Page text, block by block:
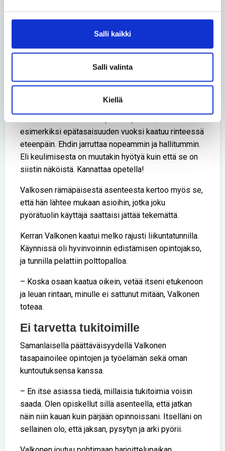
Salli kaikki
Salli valinta
Kiellä
senkin takia suosittelen paralajeja.
alamäessä. Kun keskivartaloa jännittää ja
painopistettä hienovaraisesti siirtää, pääsee
liikkumaan turvallisesti takapyörien varassa.
esimerkiksi epätasaisuuden vuoksi kaatuu rinteessä
eteenpäin. Ehdin jarruttaa nopeammin ja hallitummin.
Eli keulimisesta on muutakin hyötyä kuin että se on
siistin näköistä. Kannattaa opetella!
Valkosen rämäpäisestä asenteesta kertoo myös se,
että hän lähtee mukaan asioihin, jotka joku
pyörätuolin käyttäjä saattaisi jättää tekemättä.
Kerran Valkonen kaatui melko rajusti liikuntatunnilla.
Käynnissä oli hyvinvoinnin edistämisen opintojakso,
ja tunnilla pelattiin polttopalloa.
– Koska osaan kaatua oikein, vetää itseni etukenoon
ja leuan rintaan, minulle ei sattunut mitään, Valkonen
toteaa.
Ei tarvetta tukitoimille
Samanlaisella päättäväisyydellä Valkonen
tasapainoilee opintojen ja työelämän sekä oman
kuntoutuksensa kanssa.
– En itse asiassa tiedä, millaisia tukitoimia voisin
saada. Olen opiskellut sillä asenteella, että jatkan
näin niin kauan kuin pärjään opinnoissani. Itselläni on
sellainen olo, että jaksan, pysytyn ja arki pyörii.